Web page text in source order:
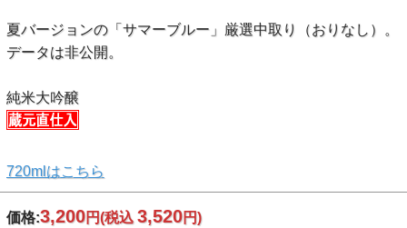
夏バージョンの「サマーブルー」厳選中取り（おりなし）。
データは非公開。
純米大吟醸
720mlはこちら
価格:3,200円(税込 3,520円)